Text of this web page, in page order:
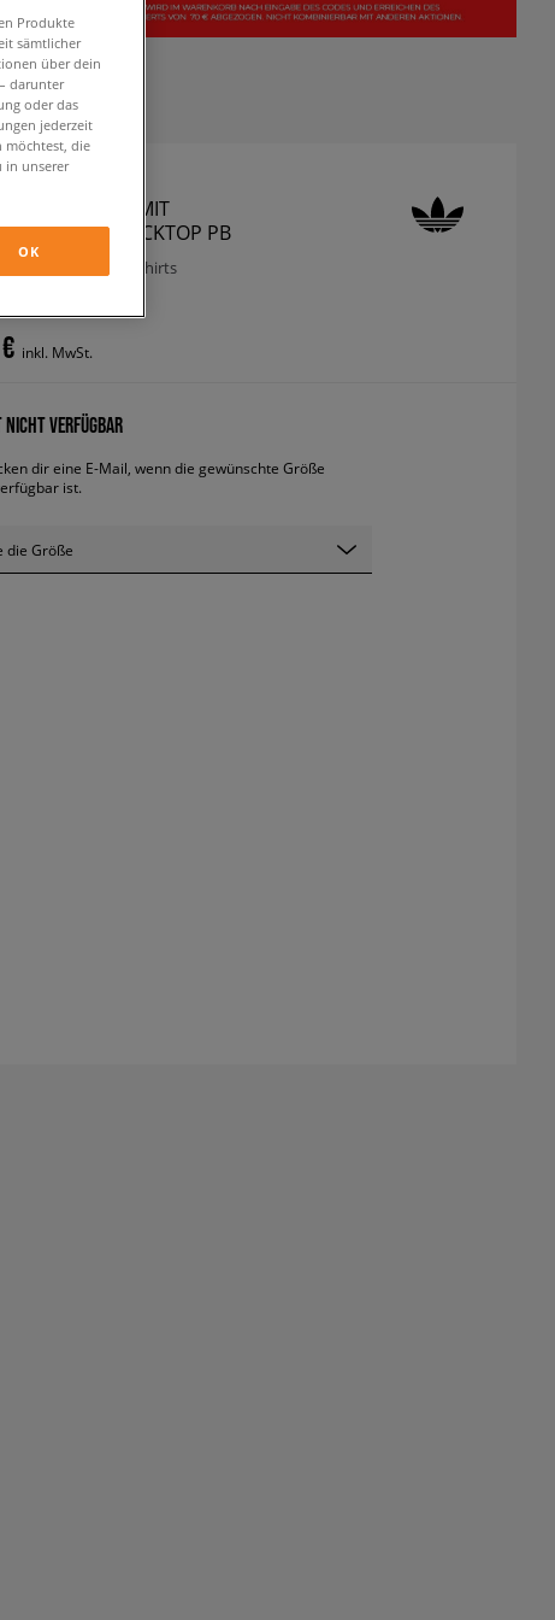
SWEATSHIRT MIT
TRACKTOP PB
hoodies und sweatshirts
inkl. MwSt.
NICHT VERFÜGBAR
dir eine E-Mail, wenn die gewünschte Größe
ist.
die Größe
Produkte
sämtlicher
über dein
darunter
oder das
jederzeit
möchtest, die
in unserer
OK